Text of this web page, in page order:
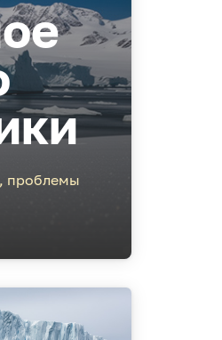
проблемы